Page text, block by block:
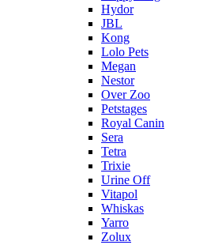
Hydor
JBL
Kong
Lolo Pets
Megan
Nestor
Over Zoo
Petstages
Royal Canin
Sera
Tetra
Trixie
Urine Off
Vitapol
Whiskas
Yarro
Zolux